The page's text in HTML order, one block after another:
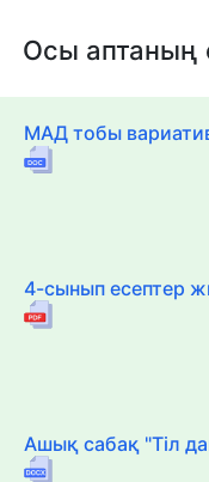
Осы аптаның
МАД тобы
4-сынып есептер
Ашық сабақ "Тіл